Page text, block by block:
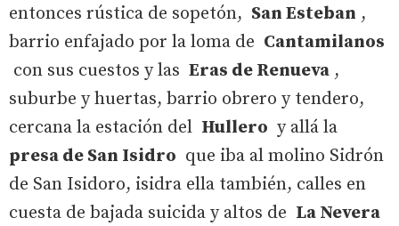
entonces rústica de sopetón, San Esteban ,
barrio enfajado por la loma de Cantamilanos
con sus cuestos y las Eras de Renueva ,
suburbe y huertas, barrio obrero y tendero,
cercana la estación del Hullero y allá la
presa de San Isidro que iba al molino Sidrón
de San Isidoro, isidra ella también, calles en
cuesta de bajada suicida y altos de La Nevera